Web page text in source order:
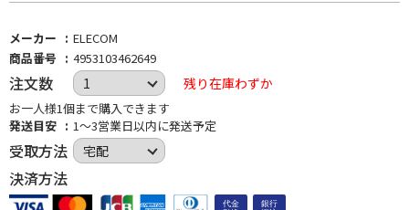
メーカー
ELECOM
商品番号
4953103462649
注文数 残り在庫わずか
お一人様1個まで購入できます
発送目安
1～3営業日以内に発送予定
受取方法
決済方法